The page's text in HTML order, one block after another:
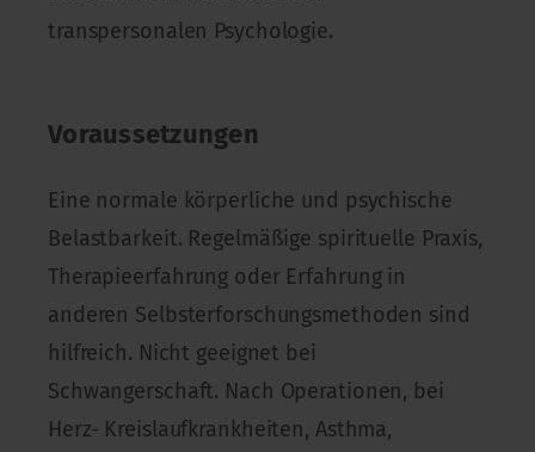
transpersonalen Psychologie.
Voraussetzungen
Eine normale körperliche und psychische
Belastbarkeit. Regelmäßige spirituelle Praxis,
Therapieerfahrung oder Erfahrung in
anderen Selbsterforschungsmethoden sind
hilfreich. Nicht geeignet bei
Schwangerschaft. Nach Operationen, bei
Herz- Kreislaufkrankheiten, Asthma,